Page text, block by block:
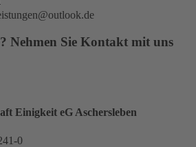
Nehmen Sie Kontakt mit uns
Einigkeit eG Aschersleben
0